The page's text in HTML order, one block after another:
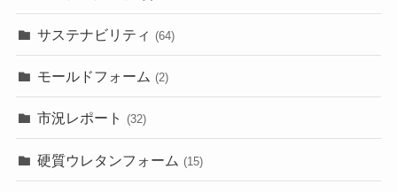
サステナビリティ (64)
モールドフォーム (2)
市況レポート (32)
硬質ウレタンフォーム (15)